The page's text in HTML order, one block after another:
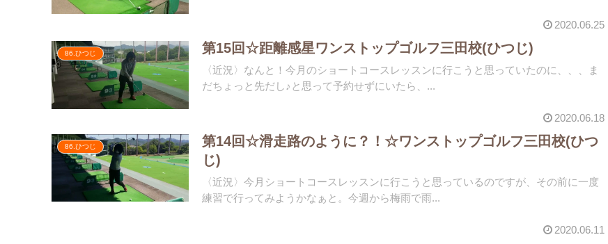
2020.06.25
86.ひつじ 第15回☆距離感星︎ワンストップゴルフ三田校(ひつじ)
〈近況〉なんと！今月のショートコースレッスンに行こうと思っていたのに、、、ま
だちょっと先だし♪と思って予約せずにいたら、...
2020.06.18
86.ひつじ
第14回☆滑走路のように？！☆ワンストップゴルフ三田校(ひつ
じ)
〈近況〉今月ショートコースレッスンに行こうと思っているのですが、その前に一度
練習で行ってみようかなぁと。今週から梅雨で雨...
2020.06.11